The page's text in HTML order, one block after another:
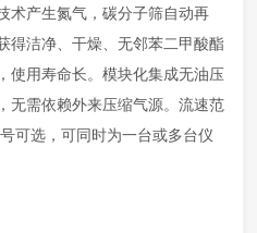
术产生氮气，碳分子筛自动再
得洁净、干燥、无邻苯二甲酸酯
使用寿命长。模块化集成无油压
无需依赖外来压缩气源。流速范
可选，可同时为一台或多台仪